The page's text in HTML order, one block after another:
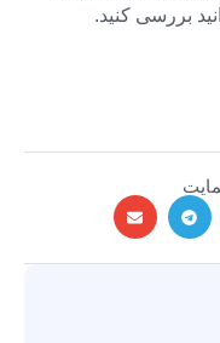
بررسی کنید.